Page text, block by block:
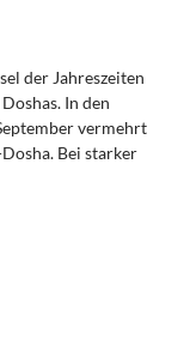
der Jahreszeiten
In den
vermehrt
Bei starker